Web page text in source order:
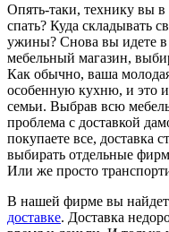
Опять-таки, технику вы
спать? Куда складывать
ужины? Снова вы идете в
мебельный магазин,
Как обычно, ваша
особенную кухню, и это
семьи. Выбрав всю
проблема с доставкой
покупаете все, доставка
выбирать отдельные
Или же просто
В нашей фирме вы
доставке. Доставка